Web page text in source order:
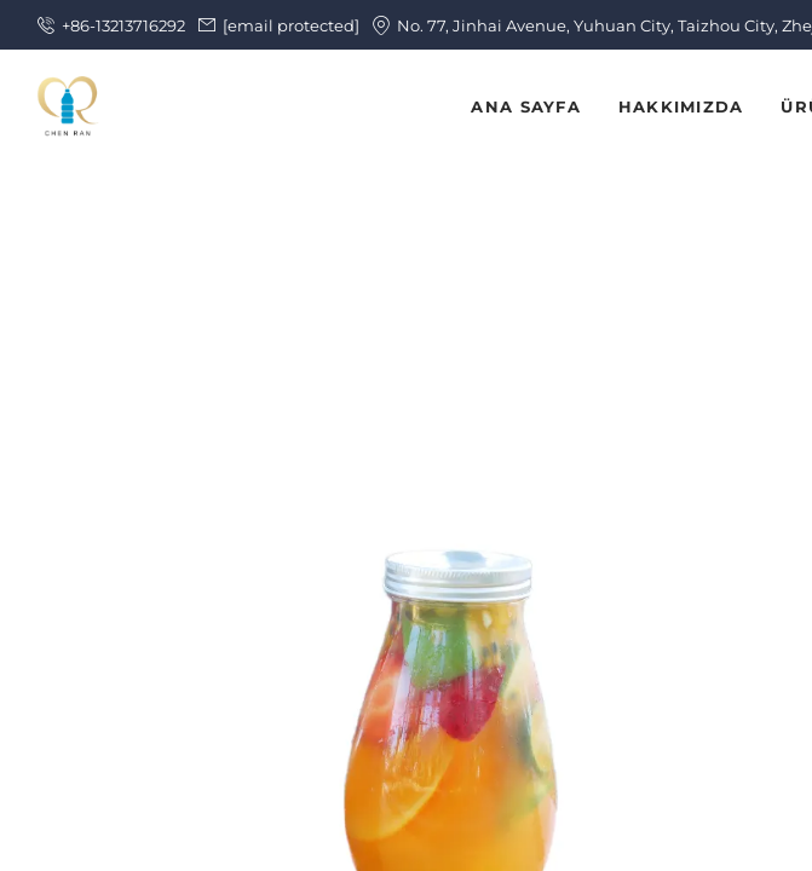
+86-13213716292 [email protected] No. 77, Jinhai Avenue, Yuhuan City, Taizhou City,
ANA SAYFA HAKKIMIZDA